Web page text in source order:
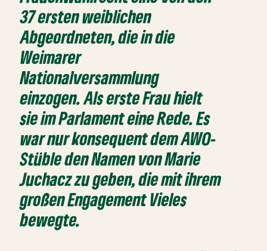
37 ersten weiblichen
Abgeordneten, die in die
Weimarer
Nationalversammlung
einzogen. Als erste Frau hielt
sie im Parlament eine Rede. Es
war nur konsequent dem AWO-
Stüble den Namen von Marie
Juchacz zu geben, die mit ihrem
großen Engagement Vieles
bewegte.